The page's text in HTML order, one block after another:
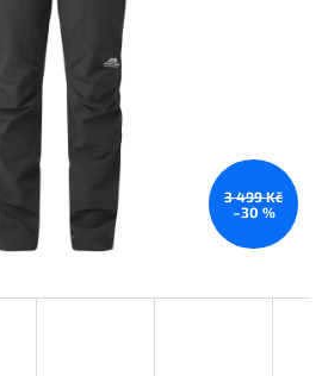
3 499 Kč
–30 %